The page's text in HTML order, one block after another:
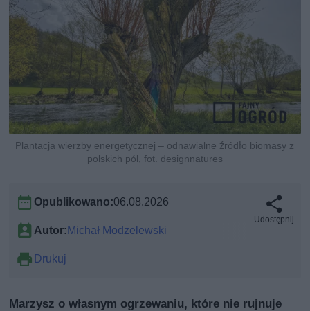
Plantacja wierzby energetycznej – odnawialne źródło biomasy z
polskich pól, fot. designnatures
Opublikowano:06.08.2026
Autor:Michał Modzelewski
Drukuj
Udostępnij
Marzysz o własnym ogrzewaniu, które nie rujnuje